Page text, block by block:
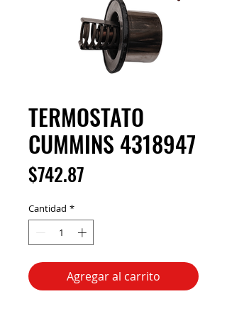
TERMOSTATO
CUMMINS 4318947
$742.87
Cantidad *
Agregar al carrito